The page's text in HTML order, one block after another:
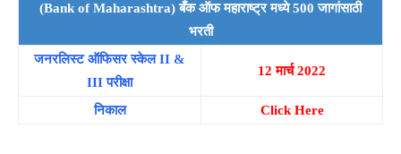
(Bank of Maharashtra) बँक ऑफ महाराष्ट्र मध्ये 500 जागांसाठी
भरती
जनरलिस्ट ऑफिसर स्केल II &
III परीक्षा
12 मार्च 2022
निकाल Click Here